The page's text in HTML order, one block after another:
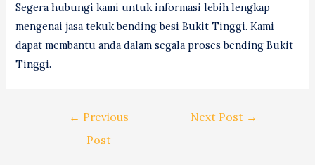
Segera hubungi kami untuk informasi lebih lengkap
mengenai jasa tekuk bending besi Bukit Tinggi. Kami
dapat membantu anda dalam segala proses bending Bukit
Tinggi.
← Previous
Post
Next Post →